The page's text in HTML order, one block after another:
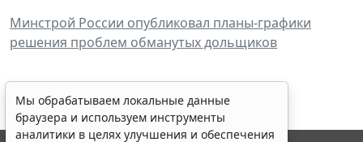
Минстрой России опубликовал планы-графики
решения проблем обманутых дольщиков
Мы обрабатываем локальные данные
браузера и используем инструменты
аналитики в целях улучшения и обеспечения